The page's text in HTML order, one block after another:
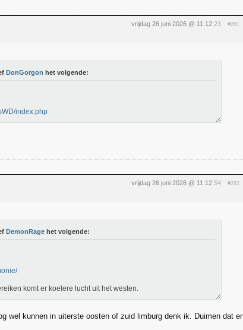
vrijdag 26 juni 2026 @ 11:12:23 #281
DonGorgon het volgende:
index.php
vrijdag 26 juni 2026 @ 11:12:54 #282
DemonRage het volgende:
komt er koelere lucht uit het westen.
wel kunnen in uiterste oosten of zuid limburg denk ik. Duimen dat er